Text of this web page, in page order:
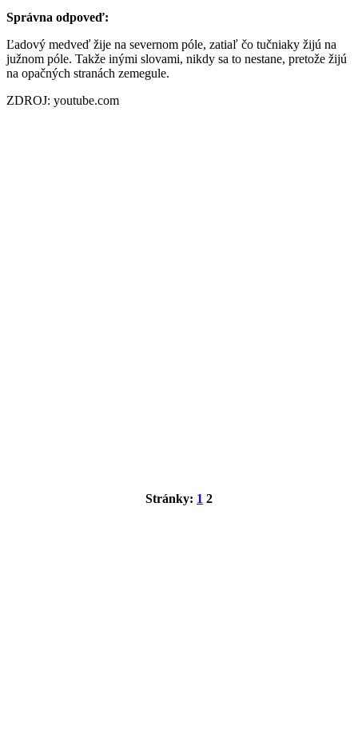
Správna odpoveď:
Ľadový medveď žije na severnom póle, zatiaľ čo tučniaky žijú na
južnom póle. Takže inými slovami, nikdy sa to nestane, pretože žijú
na opačných stranách zemegule.
ZDROJ: youtube.com
Stránky: 1 2